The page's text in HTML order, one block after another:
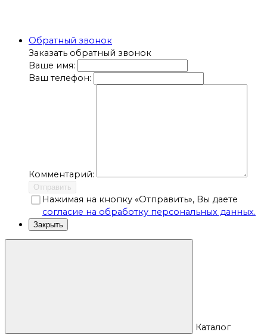
Обратный звонок
Заказать обратный звонок
Ваше имя:
Ваш телефон:
Комментарий:
Отправить
Нажимая на кнопку «Отправить», Вы даете
согласие на обработку персональных данных.
Закрыть
Каталог